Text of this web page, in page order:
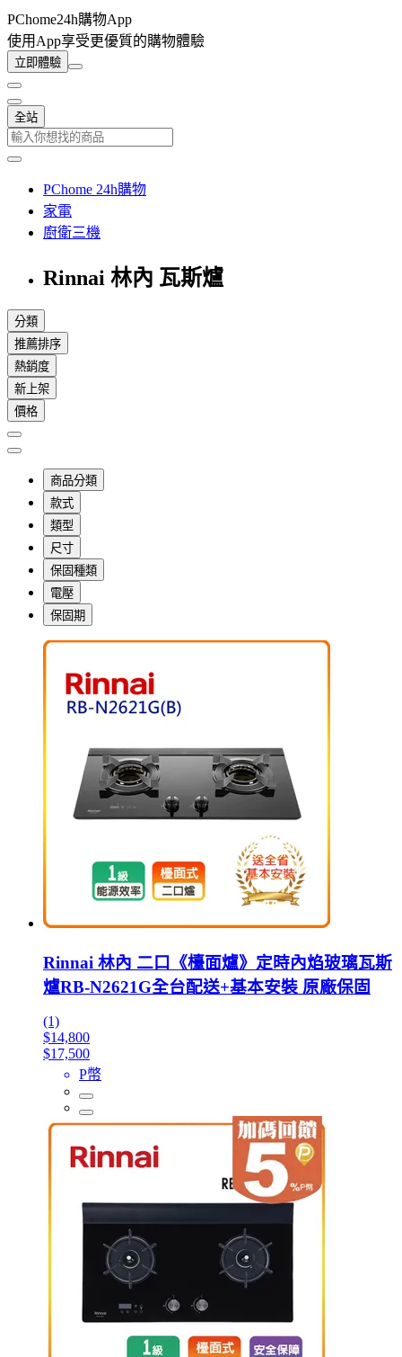
PChome24h購物App
使用App享受更優質的購物體驗
立即體驗
全站
PChome 24h購物
家電
廚衛三機
Rinnai 林內 瓦斯爐
分類
推薦排序
熱銷度
新上架
價格
商品分類
款式
類型
尺寸
保固種類
電壓
保固期
Rinnai 林內 二口《檯面爐》定時內焰玻璃瓦斯
爐RB-N2621G全台配送+基本安裝 原廠保固
(1)
$14,800
$17,500
P幣